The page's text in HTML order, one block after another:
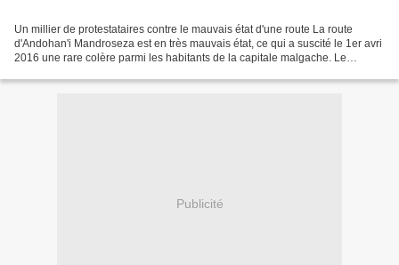
Un millier de protestataires contre le mauvais état d'une route La route
d'Andohan'i Mandroseza est en très mauvais état, ce qui a suscité le 1er avri
2016 une rare colère parmi les habitants de la capitale malgache. Le
Publicité